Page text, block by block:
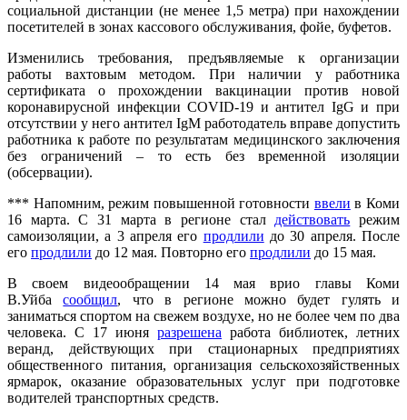
социальной дистанции (не менее 1,5 метра) при нахождении
посетителей в зонах кассового обслуживания, фойе, буфетов.
Изменились требования, предъявляемые к организации
работы вахтовым методом. При наличии у работника
сертификата о прохождении вакцинации против новой
коронавирусной инфекции COVID-19 и антител IgG и при
отсутствии у него антител IgM работодатель вправе допустить
работника к работе по результатам медицинского заключения
без ограничений – то есть без временной изоляции
(обсервации).
*** Напомним, режим повышенной готовности ввели в Коми
16 марта. С 31 марта в регионе стал действовать режим
самоизоляции, а 3 апреля его продлили до 30 апреля. После
его продлили до 12 мая. Повторно его продлили до 15 мая.
В своем видеообращении 14 мая врио главы Коми
В.Уйбасообщил, что в регионе можно будет гулять и
заниматься спортом на свежем воздухе, но не более чем по два
человека. С 17 июня разрешена работа библиотек, летних
веранд, действующих при стационарных предприятиях
общественного питания, организация сельскохозяйственных
ярмарок, оказание образовательных услуг при подготовке
водителей транспортных средств.